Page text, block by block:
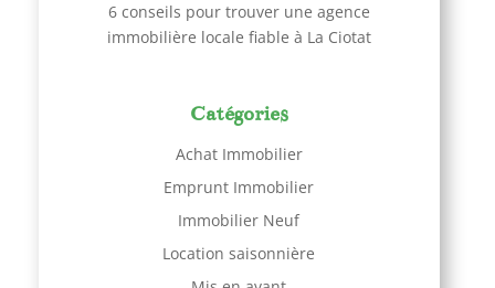
6 conseils pour trouver une agence
immobilière locale fiable à La Ciotat
Catégories
Achat Immobilier
Emprunt Immobilier
Immobilier Neuf
Location saisonnière